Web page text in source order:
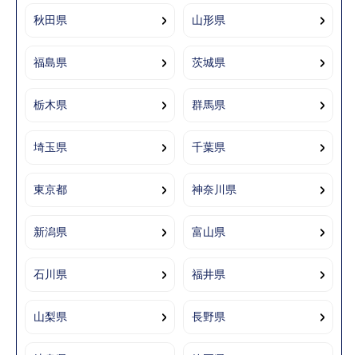
秋田県 山形県
福島県 茨城県
栃木県 群馬県
埼玉県 千葉県
東京都 神奈川県
新潟県 富山県
石川県 福井県
山梨県 長野県